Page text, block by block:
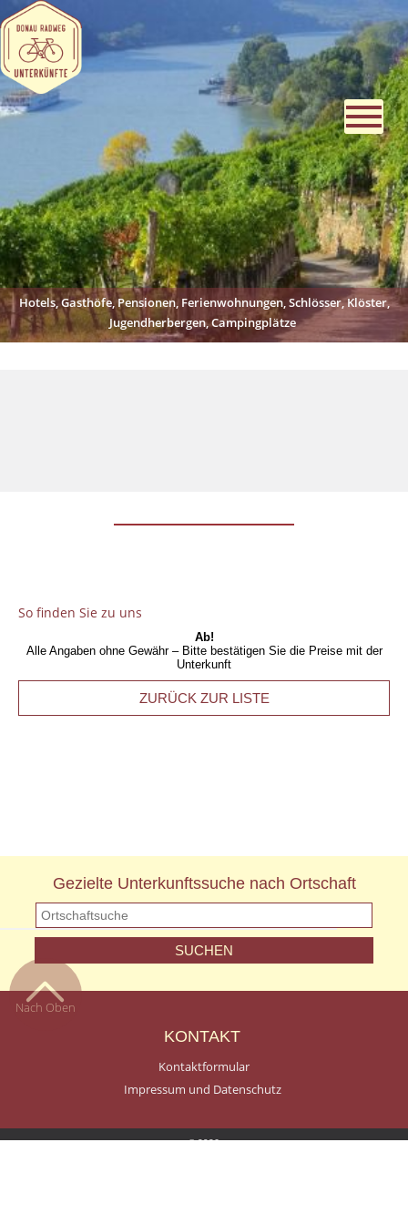
Hotels, Gasthöfe, Pensionen, Ferienwohnungen, Schlösser, Klöster,
Jugendherbergen, Campingplätze
So finden Sie zu uns
Ab!
Alle Angaben ohne Gewähr – Bitte bestätigen Sie die Preise mit der
Unterkunft
ZURÜCK ZUR LISTE
Gezielte Unterkunftssuche nach Ortschaft
KONTAKT
Kontaktformular
Impressum und Datenschutz
Nach Oben
© 2026